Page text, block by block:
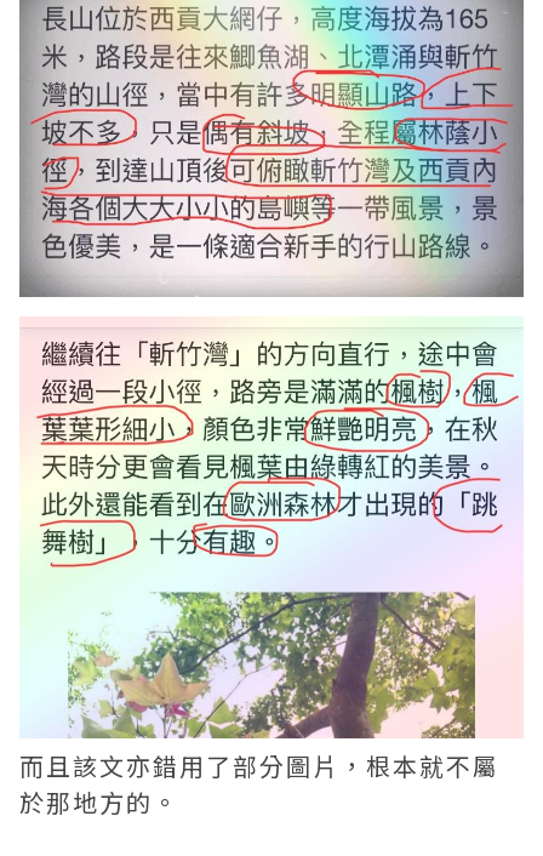
而且該文亦錯用了部分圖片，根本就不屬
於那地方的。